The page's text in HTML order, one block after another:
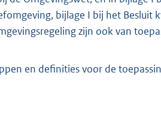
bijlage I bij het Besluit
zijn ook van
en definities voor de